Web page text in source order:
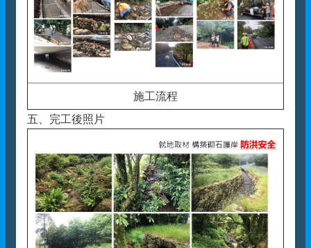
施工流程
五、完工後照片